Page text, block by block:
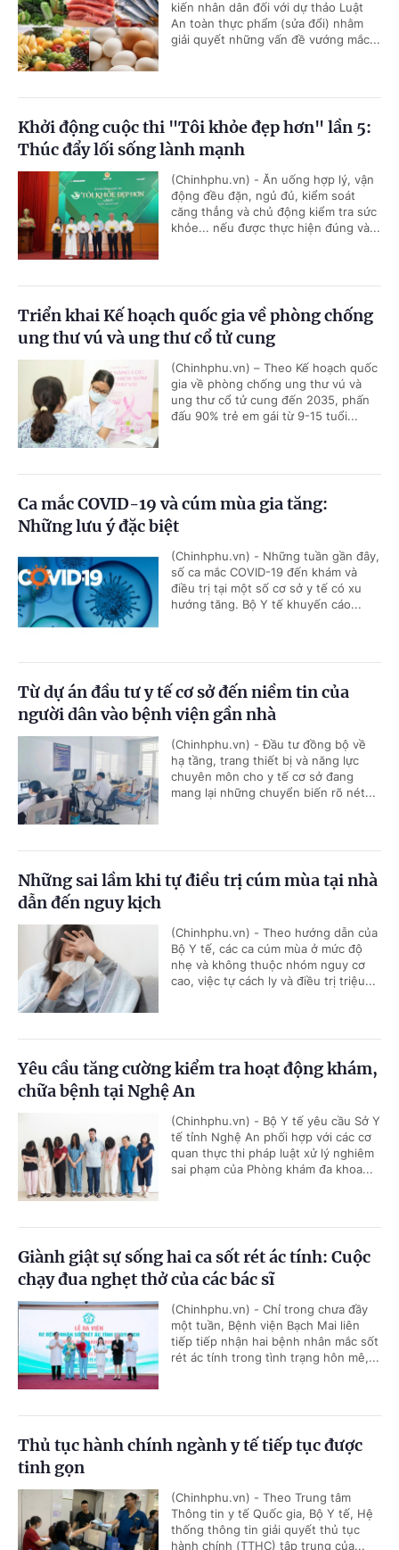
kiến nhân dân đối với dự thảo Luật
An toàn thực phẩm (sửa đổi) nhằm
giải quyết những vấn đề vướng mắc...
Khởi động cuộc thi "Tôi khỏe đẹp hơn" lần 5:
Thúc đẩy lối sống lành mạnh
(Chinhphu.vn) - Ăn uống hợp lý, vận
động đều đặn, ngủ đủ, kiểm soát
căng thẳng và chủ động kiểm tra sức
khỏe... nếu được thực hiện đúng và...
Triển khai Kế hoạch quốc gia về phòng chống
ung thư vú và ung thư cổ tử cung
(Chinhphu.vn) – Theo Kế hoạch quốc
gia về phòng chống ung thư vú và
ung thư cổ tử cung đến 2035, phấn
đấu 90% trẻ em gái từ 9-15 tuổi...
Ca mắc COVID-19 và cúm mùa gia tăng:
Những lưu ý đặc biệt
(Chinhphu.vn) - Những tuần gần đây,
số ca mắc COVID-19 đến khám và
điều trị tại một số cơ sở y tế có xu
hướng tăng. Bộ Y tế khuyến cáo...
Từ dự án đầu tư y tế cơ sở đến niềm tin của
người dân vào bệnh viện gần nhà
(Chinhphu.vn) - Đầu tư đồng bộ về
hạ tầng, trang thiết bị và năng lực
chuyên môn cho y tế cơ sở đang
mang lại những chuyển biến rõ nét...
Những sai lầm khi tự điều trị cúm mùa tại nhà
dẫn đến nguy kịch
(Chinhphu.vn) - Theo hướng dẫn của
Bộ Y tế, các ca cúm mùa ở mức độ
nhẹ và không thuộc nhóm nguy cơ
cao, việc tự cách ly và điều trị triệu...
Yêu cầu tăng cường kiểm tra hoạt động khám,
chữa bệnh tại Nghệ An
(Chinhphu.vn) - Bộ Y tế yêu cầu Sở Y
tế tỉnh Nghệ An phối hợp với các cơ
quan thực thi pháp luật xử lý nghiêm
sai phạm của Phòng khám đa khoa...
Giành giật sự sống hai ca sốt rét ác tính: Cuộc
chạy đua nghẹt thở của các bác sĩ
(Chinhphu.vn) - Chỉ trong chưa đầy
một tuần, Bệnh viện Bạch Mai liên
tiếp tiếp nhận hai bệnh nhân mắc sốt
rét ác tính trong tình trạng hôn mê,...
Thủ tục hành chính ngành y tế tiếp tục được
tinh gọn
(Chinhphu.vn) - Theo Trung tâm
Thông tin y tế Quốc gia, Bộ Y tế, Hệ
thống thông tin giải quyết thủ tục
hành chính (TTHC) tập trung của...